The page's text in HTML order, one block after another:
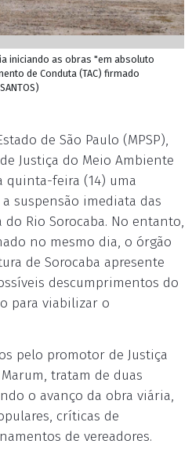
iniciando as obras "em absoluto
de Conduta (TAC) firmado
de São Paulo (MPSP),
Justiça do Meio Ambiente
quinta-feira (14) uma
suspensão imediata das
Rio Sorocaba. No entanto,
no mesmo dia, o órgão
de Sorocaba apresente
descumprimentos do
para viabilizar o
pelo promotor de Justiça
tratam de duas
o avanço da obra viária,
críticas de
de vereadores.